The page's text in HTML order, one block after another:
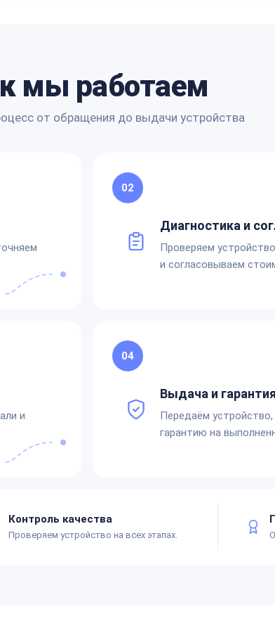
мы работаем
от обращения до выдачи устройства
02
Диагностика и
Проверяем
и согласовываем
и
04
Выдача и гарантия
Передаём
гарантию на
Контроль качества
Проверяем устройство на всех этапах.